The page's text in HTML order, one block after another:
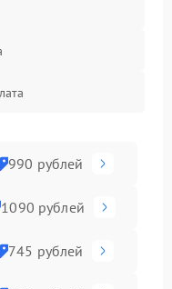
990 рублей
1090 рублей
745 рублей